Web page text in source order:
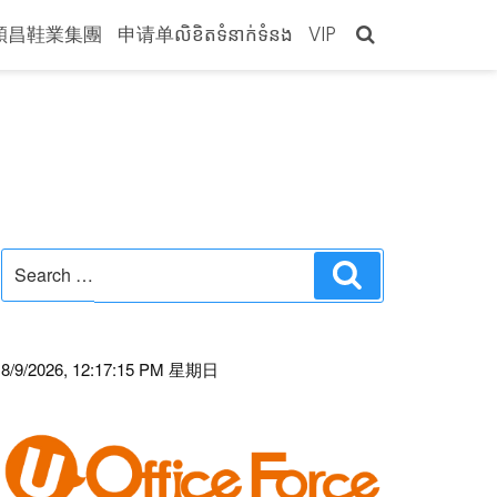
昌鞋業集團 申请单លិខិតទំនាក់ទំនង VIP
for:
8/9/2026, 12:17:15 PM 星期日